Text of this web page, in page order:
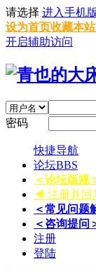
请选择 进入手机版
设为首页收藏本站
开启辅助访问
密码
快捷导航
论坛BBS
＜论坛版规
◀ 注册并回
＜常见问题
＜咨询提问
注册
登陆